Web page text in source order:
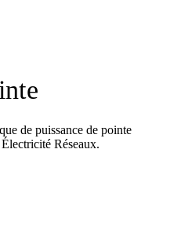
de puissance de pointe
Réseaux.